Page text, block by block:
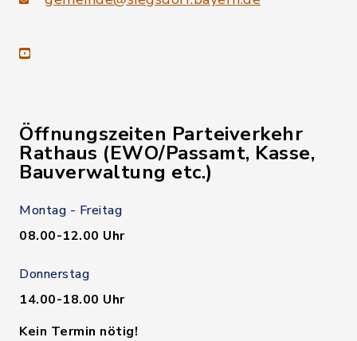
youtube
Öffnungszeiten Parteiverkehr
Rathaus (EWO/Passamt, Kasse,
Bauverwaltung etc.)
Montag - Freitag
08.00-12.00 Uhr
Donnerstag
14.00-18.00 Uhr
Kein Termin nötig!